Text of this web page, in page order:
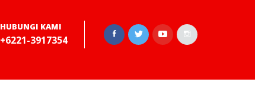
HUBUNGI KAMI
+6221-3917354